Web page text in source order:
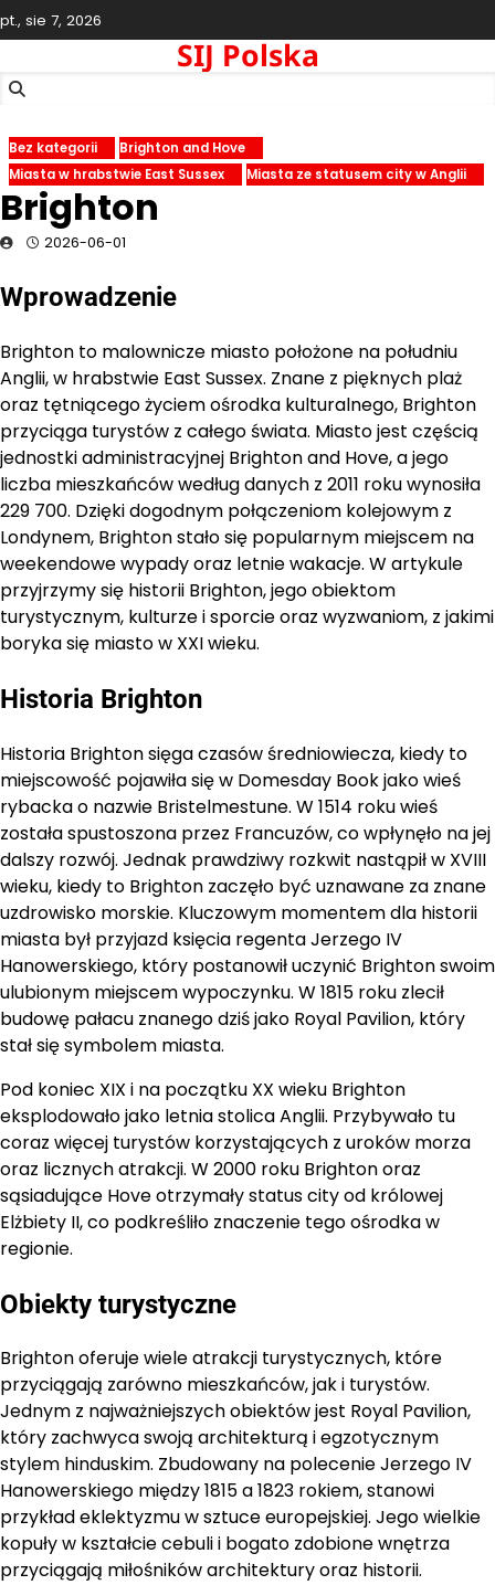
Skip
to
pt., sie 7, 2026
SIJ Polska
Bez kategorii
Brighton and Hove
Miasta w hrabstwie East Sussex
Miasta ze statusem city w Anglii
Brighton
2026-06-01
Wprowadzenie
Brighton to malownicze miasto położone na południu
Anglii, w hrabstwie East Sussex. Znane z pięknych plaż
oraz tętniącego życiem ośrodka kulturalnego, Brighton
przyciąga turystów z całego świata. Miasto jest częścią
jednostki administracyjnej Brighton and Hove, a jego
liczba mieszkańców według danych z 2011 roku wynosiła
229 700. Dzięki dogodnym połączeniom kolejowym z
Londynem, Brighton stało się popularnym miejscem na
weekendowe wypady oraz letnie wakacje. W artykule
przyjrzymy się historii Brighton, jego obiektom
turystycznym, kulturze i sporcie oraz wyzwaniom, z jakimi
boryka się miasto w XXI wieku.
Historia Brighton
Historia Brighton sięga czasów średniowiecza, kiedy to
miejscowość pojawiła się w Domesday Book jako wieś
rybacka o nazwie Bristelmestune. W 1514 roku wieś
została spustoszona przez Francuzów, co wpłynęło na jej
dalszy rozwój. Jednak prawdziwy rozkwit nastąpił w XVIII
wieku, kiedy to Brighton zaczęło być uznawane za znane
uzdrowisko morskie. Kluczowym momentem dla historii
miasta był przyjazd księcia regenta Jerzego IV
Hanowerskiego, który postanowił uczynić Brighton swoim
ulubionym miejscem wypoczynku. W 1815 roku zlecił
budowę pałacu znanego dziś jako Royal Pavilion, który
stał się symbolem miasta.
Pod koniec XIX i na początku XX wieku Brighton
eksplodowało jako letnia stolica Anglii. Przybywało tu
coraz więcej turystów korzystających z uroków morza
oraz licznych atrakcji. W 2000 roku Brighton oraz
sąsiadujące Hove otrzymały status city od królowej
Elżbiety II, co podkreśliło znaczenie tego ośrodka w
regionie.
Obiekty turystyczne
Brighton oferuje wiele atrakcji turystycznych, które
przyciągają zarówno mieszkańców, jak i turystów.
Jednym z najważniejszych obiektów jest Royal Pavilion,
który zachwyca swoją architekturą i egzotycznym
stylem hinduskim. Zbudowany na polecenie Jerzego IV
Hanowerskiego między 1815 a 1823 rokiem, stanowi
przykład eklektyzmu w sztuce europejskiej. Jego wielkie
kopuły w kształcie cebuli i bogato zdobione wnętrza
przyciągają miłośników architektury oraz historii.